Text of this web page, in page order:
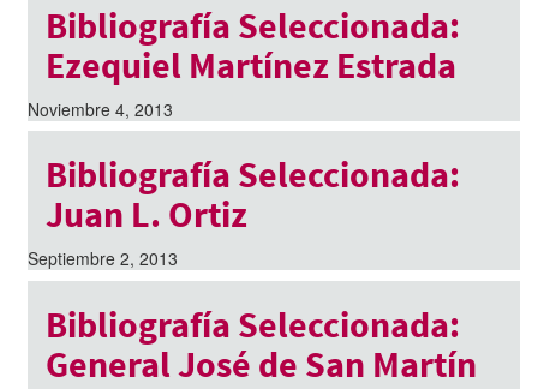
Bibliografía Seleccionada:
Ezequiel Martínez Estrada
Noviembre 4, 2013
Bibliografía Seleccionada:
Juan L. Ortiz
Septiembre 2, 2013
Bibliografía Seleccionada:
General José de San Martín